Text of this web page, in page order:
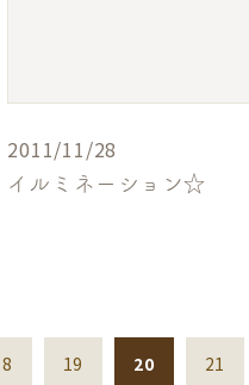
2011/11/28
イルミネーション☆
19 20 21